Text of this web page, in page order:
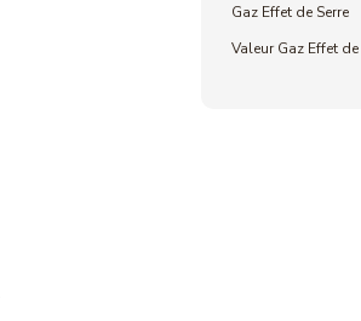
Gaz Effet de Serre
Valeur Gaz Effet